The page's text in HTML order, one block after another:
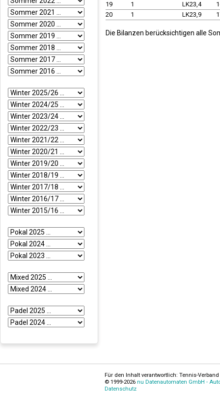
19
1 LK23,4
20
1 LK23,9
Die Bilanzen berücksichtigen alle
Für den Inhalt verantwortlich: Tennis-
© 1999-2026 nu Datenautomaten GmbH -
Datenschutz